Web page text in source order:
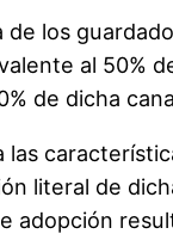
los
al 50%
de dicha
literal de